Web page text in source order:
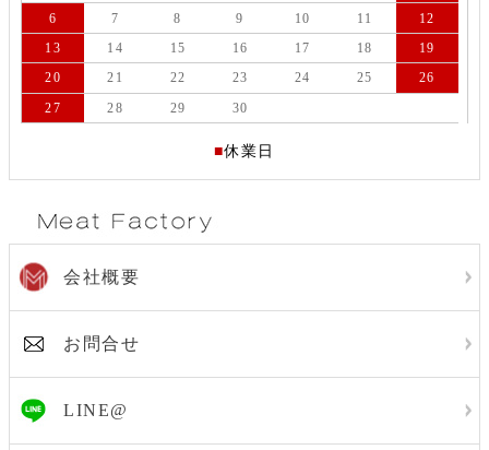
6
7 8 9 10 11
12
13
14 15 16 17 18
19
20
21 22 23 24 25
26
27
28 29 30
■休業日
会社概要
お問合せ
LINE@